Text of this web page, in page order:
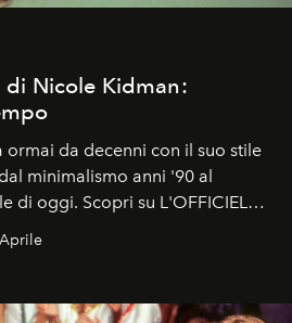
di Nicole Kidman:
ormai da decenni con il suo stile
minimalismo anni '90 al
di oggi. Scopri su L'OFFICIEL